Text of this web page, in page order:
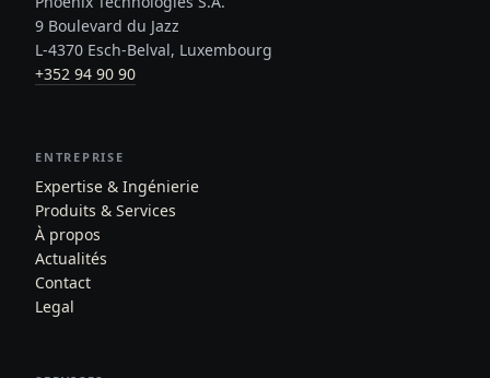
9 Boulevard du Jazz
L-4370 Esch-Belval, Luxembourg
+352 94 90 90
ENTREPRISE
Expertise & Ingénierie
Produits & Services
À propos
Actualités
Contact
Legal